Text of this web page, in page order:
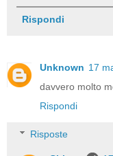
Rispondi
Unknown 17
davvero molto
Rispondi
Risposte